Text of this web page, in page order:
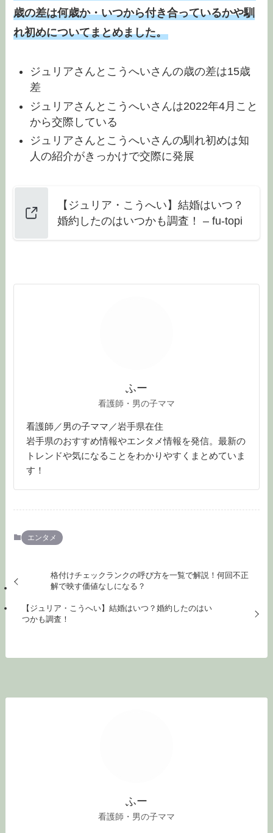
歳の差は何歳か・いつから付き合っているかや馴
れ初めについてまとめました。
ジュリアさんとこうへいさんの歳の差は15歳
差
ジュリアさんとこうへいさんは2022年4月こと
から交際している
ジュリアさんとこうへいさんの馴れ初めは知
人の紹介がきっかけで交際に発展
【ジュリア・こうへい】結婚はいつ？
婚約したのはいつかも調査！ – fu-topi
ふー
看護師・男の子ママ
看護師／男の子ママ／岩手県在住
岩手県のおすすめ情報やエンタメ情報を発信。最新の
トレンドや気になることをわかりやすくまとめていま
す！
エンタメ
格付けチェックランクの呼び方を一覧で解説！何回不正
解で映す価値なしになる？
【ジュリア・こうへい】結婚はいつ？婚約したのはい
つかも調査！
ふー
看護師・男の子ママ